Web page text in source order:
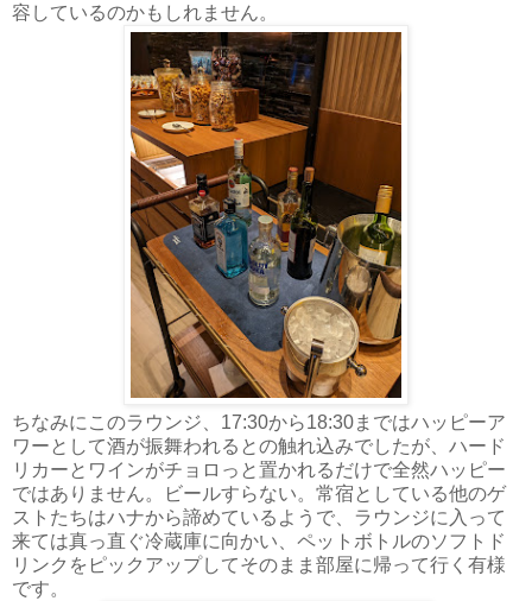
容しているのかもしれません。
ちなみにこのラウンジ、17:30から18:30まではハッピーア
ワーとして酒が振舞われるとの触れ込みでしたが、ハード
リカーとワインがチョロっと置かれるだけで全然ハッピー
ではありません。ビールすらない。常宿としている他のゲ
ストたちはハナから諦めているようで、ラウンジに入って
来ては真っ直ぐ冷蔵庫に向かい、ペットボトルのソフトド
リンクをピックアップしてそのまま部屋に帰って行く有様
です。